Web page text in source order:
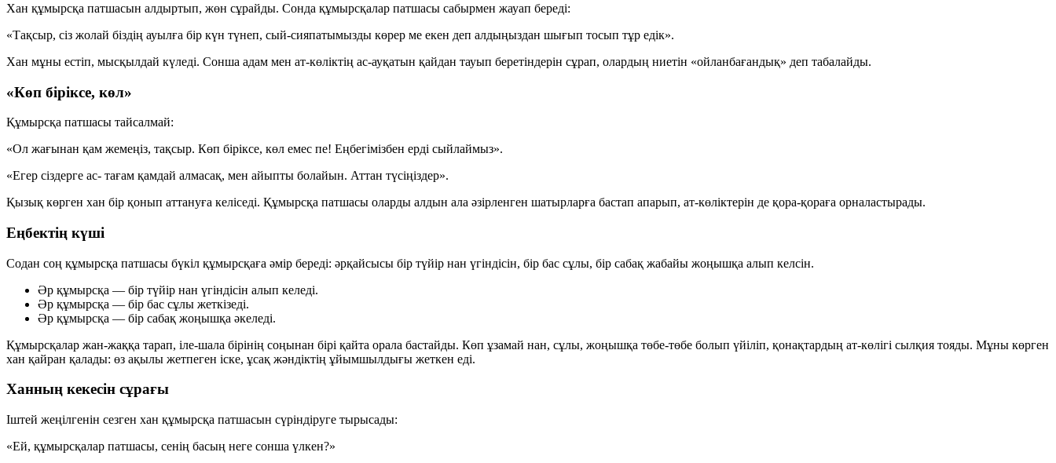
Хан құмырсқа патшасын алдыртып, жөн сұрайды. Сонда құмырсқалар патшасы сабырмен жауап береді:
«Тақсыр, сіз жолай біздің ауылға бір күн түнеп, сый-сияпатымызды көрер ме екен деп алдыңыздан шығып тосып тұр едік».
Хан мұны естіп, мысқылдай күледі. Сонша адам мен ат-көліктің ас-ауқатын қайдан тауып беретіндерін сұрап, олардың ниетін «ойланбағандық» деп табалайды.
«Көп біріксе, көл»
Құмырсқа патшасы тайсалмай:
«Ол жағынан қам жемеңіз, тақсыр. Көп біріксе, көл емес пе! Еңбегімізбен ерді сыйлаймыз».
«Егер сіздерге ас- тағам қамдай алмасақ, мен айыпты болайын. Аттан түсіңіздер».
Қызық көрген хан бір қонып аттануға келіседі. Құмырсқа патшасы оларды алдын ала әзірленген шатырларға бастап апарып, ат-көліктерін де қора-қораға орналастырады.
Еңбектің күші
Содан соң құмырсқа патшасы бүкіл құмырсқаға әмір береді: әрқайсысы бір түйір нан үгіндісін, бір бас сұлы, бір сабақ жабайы жоңышқа алып келсін.
Әр құмырсқа — бір түйір нан үгіндісін алып келеді.
Әр құмырсқа — бір бас сұлы жеткізеді.
Әр құмырсқа — бір сабақ жоңышқа әкеледі.
Құмырсқалар жан-жаққа тарап, іле-шала бірінің соңынан бірі қайта орала бастайды. Көп ұзамай нан, сұлы, жоңышқа төбе-төбе болып үйіліп, қонақтардың ат-көлігі сылқия тояды. Мұны көрген
хан қайран қалады: өз ақылы жетпеген іске, ұсақ жәндіктің ұйымшылдығы жеткен еді.
Ханның кекесін сұрағы
Іштей жеңілгенін сезген хан құмырсқа патшасын сүріндіруге тырысады:
«Ей, құмырсқалар патшасы, сенің басың неге сонша үлкен?»